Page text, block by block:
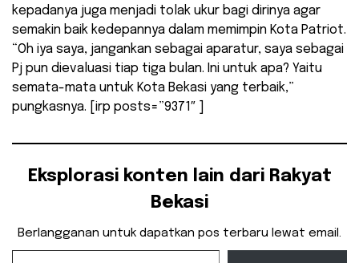
kepadanya juga menjadi tolak ukur bagi dirinya agar
semakin baik kedepannya dalam memimpin Kota Patriot.
“Oh iya saya, jangankan sebagai aparatur, saya sebagai
Pj pun dievaluasi tiap tiga bulan. Ini untuk apa? Yaitu
semata-mata untuk Kota Bekasi yang terbaik,”
pungkasnya. [irp posts=”9371″ ]
Eksplorasi konten lain dari Rakyat
Bekasi
Berlangganan untuk dapatkan pos terbaru lewat email.
Ketikkan email Anda...